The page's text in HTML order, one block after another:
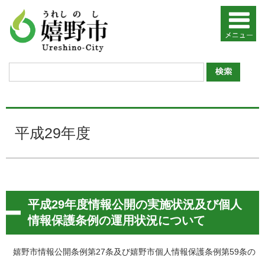
平成29年度
平成29年度情報公開の実施状況及び個人
情報保護条例の運用状況について
嬉野市情報公開条例第27条及び嬉野市個人情報保護条例第59条の